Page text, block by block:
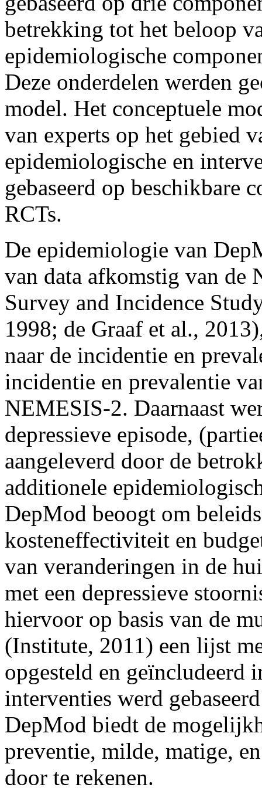
betrekking tot het beloop
epidemiologische
Deze onderdelen werden
model. Het conceptuele
van experts op het gebied
epidemiologische en
gebaseerd op beschikbare
RCTs.
De epidemiologie van
van data afkomstig van de
Survey and Incidence
1998; de Graaf et al.,
naar de incidentie en
incidentie en prevalentie
NEMESIS-2. Daarnaast
depressieve episode,
aangeleverd door de
additionele
DepMod beoogt om
kosteneffectiviteit en
van veranderingen in de
met een depressieve
hiervoor op basis van de
(Institute, 2011) een lijst
opgesteld en
interventies werd
DepMod biedt de
preventie, milde, matige,
door te rekenen.